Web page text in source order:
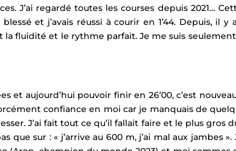
J’ai regardé toutes les courses depuis 2021…
blessé et j’avais réussi à courir en 1’44. Depuis,
la fluidité et le rythme parfait. Je me suis
et aujourd’hui pouvoir finir en 26’00, c’est
confiance en moi car je manquais de
J’ai fait tout ce qu’il fallait faire et le plus gros
que sur : « j’arrive au 600 m, j’ai mal aux jambes